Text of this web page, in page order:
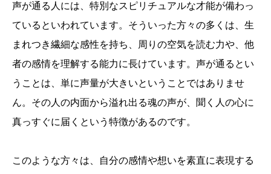
声が通る人には、特別なスピリチュアルな才能が備わっ
ているといわれています。そういった方々の多くは、生
まれつき繊細な感性を持ち、周りの空気を読む力や、他
者の感情を理解する能力に長けています。声が通るとい
うことは、単に声量が大きいということではありませ
ん。その人の内面から溢れ出る魂の声が、聞く人の心に
真っすぐに届くという特徴があるのです。
このような方々は、自分の感情や想いを素直に表現する